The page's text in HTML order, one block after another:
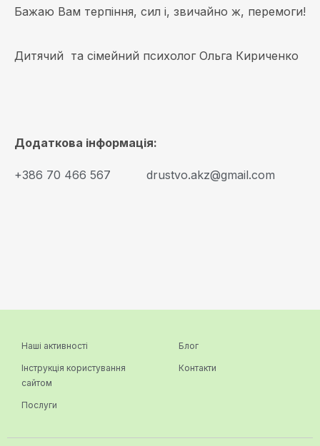
Бажаю Вам терпіння, сил і, звичайно ж, перемоги!
Дитячий та сімейний психолог Ольга Кириченко
Додаткова інформація:
+386 70 466 567 drustvo.akz@gmail.com
Наші активності
Інструкція користування
сайтом
Послуги
Блог
Контакти